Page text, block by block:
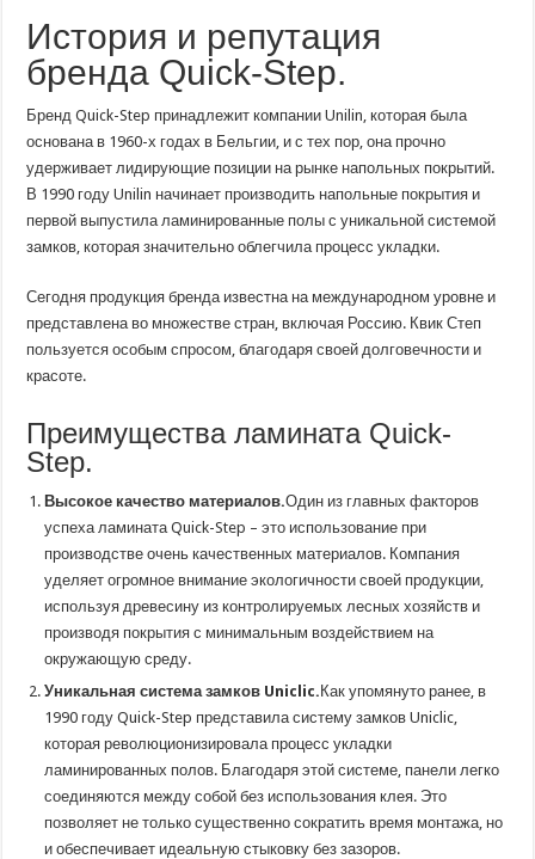
История и репутация
бренда Quick-Step.
Бренд Quick-Step принадлежит компании Unilin, которая была
основана в 1960-х годах в Бельгии, и с тех пор, она прочно
удерживает лидирующие позиции на рынке напольных покрытий.
В 1990 году Unilin начинает производить напольные покрытия и
первой выпустила ламинированные полы с уникальной системой
замков, которая значительно облегчила процесс укладки.
Сегодня продукция бренда известна на международном уровне и
представлена во множестве стран, включая Россию. Квик Степ
пользуется особым спросом, благодаря своей долговечности и
красоте.
Преимущества ламината Quick-
Step.
Высокое качество материалов.Один из главных факторов
успеха ламината Quick-Step – это использование при
производстве очень качественных материалов. Компания
уделяет огромное внимание экологичности своей продукции,
используя древесину из контролируемых лесных хозяйств и
производя покрытия с минимальным воздействием на
окружающую среду.
Уникальная система замков Uniclic. Как упомянуто ранее, в
1990 году Quick-Step представила систему замков Uniclic,
которая революционизировала процесс укладки
ламинированных полов. Благодаря этой системе, панели легко
соединяются между собой без использования клея. Это
позволяет не только существенно сократить время монтажа, но
и обеспечивает идеальную стыковку без зазоров.